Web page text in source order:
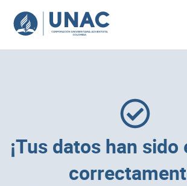
contenido
¡Tus datos han sido